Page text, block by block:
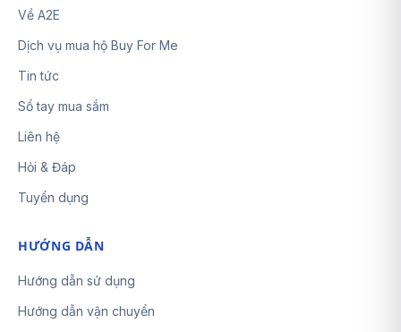
Về A2E
Dịch vụ mua hộ Buy For Me
Tin tức
Sổ tay mua sắm
Liên hệ
Hỏi & Đáp
Tuyển dụng
HƯỚNG DẪN
Hướng dẫn sử dụng
Hướng dẫn vận chuyển